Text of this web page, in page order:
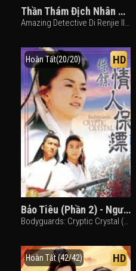
Thần Thám Địch Nhân Kiệt 2
Amazing Detective Di Renjie II (2006)
Hoàn Tất(20/20) HD
Bảo Tiêu (Phần 2) - Người Tình Hiệp Khách
Bodyguards: Cryptic Crystal (1999)
Hoàn Tất (42/42) HD